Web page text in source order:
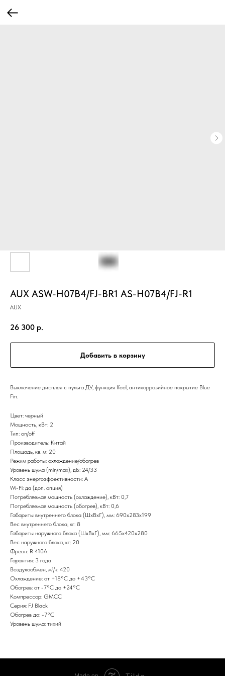
AUX ASW-H07B4/FJ-BR1 AS-H07B4/FJ-R1
AUX
26 300 р.
Добавить в корзину
Выключение дисплея с пульта ДУ, функция Ifeel, антикоррозийное покрытие Blue
Fin.
Цвет: черный
Мощность, кВт: 2
Тип: on/off
Производитель: Китай
Площадь, кв. м: 20
Режим работы: охлаждение/обогрев
Уровень шума (min/max), дБ: 24/33
Класс энергоэффективности: А
Wi-Fi: да (доп. опция)
Потребляемая мощность (охлаждение), кВт: 0,7
Потребляемая мощность (обогрев), кВт: 0,6
Габариты внутреннего блока (ШxВxГ), мм: 690x283x199
Вес внутреннего блока, кг: 8
Габариты наружного блока (ШxВxГ), мм: 665х420х280
Вес наружного блока, кг: 20
Фреон: R 410A
Гарантия: 3 года
Воздухообмен, м³/ч: 420
Охлаждение: от +18°С до +43°С
Обогрев: от -7°С до +24°С
Компрессор: GMCC
Серия: FJ Black
Обогрев до: -7°С
Уровень шума: тихий